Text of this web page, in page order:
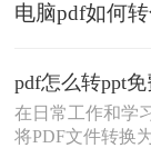
在日常工作和学
将PDF文件转换